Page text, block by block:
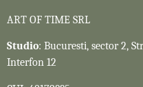
ART OF TIME SRL
Studio: Bucuresti, sector 2,
Interfon 12